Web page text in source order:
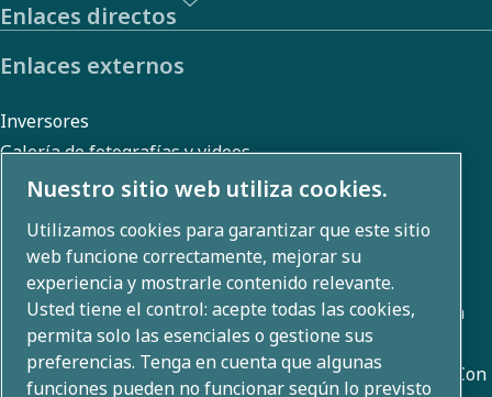
Enlaces directos
Enlaces externos
Inversores
Galería de fotografías y videos
Sobre nosotros
Atlas Copco Group desarrolla soluciones innovadoras en
todas las áreas de negocio, incluyendo técnicas de
compresión de aire, de vacío, industriales y de energía. Con
Nuestro sitio web utiliza cookies.
Utilizamos cookies para garantizar que este sitio
web funcione correctamente, mejorar su
experiencia y mostrarle contenido relevante.
Usted tiene el control: acepte todas las cookies,
permita solo las esenciales o gestione sus
preferencias. Tenga en cuenta que algunas
funciones pueden no funcionar según lo previsto